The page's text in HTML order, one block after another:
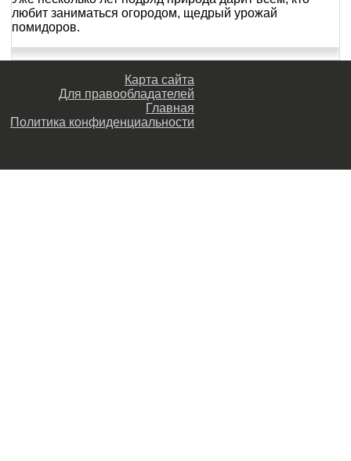
любит заниматься огородом, щедрый урожай
помидоров.
Карта сайта
Для правообладателей
Главная
Политика конфиденциальности